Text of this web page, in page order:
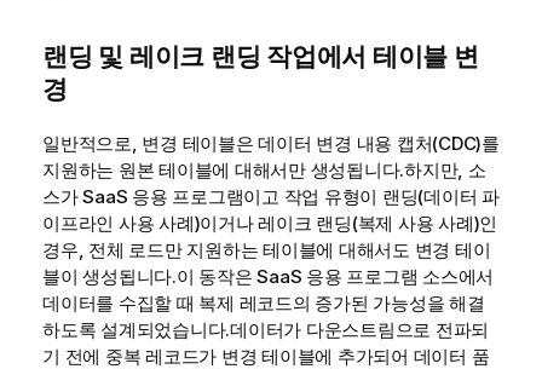
랜딩 및 레이크 랜딩 작업에서 테이블 변
경
일반적으로, 변경 테이블은 데이터 변경 내용 캡처(CDC)를
지원하는 원본 테이블에 대해서만 생성됩니다.하지만, 소
스가 SaaS 응용 프로그램이고 작업 유형이 랜딩(데이터 파
이프라인 사용 사례)이거나 레이크 랜딩(복제 사용 사례)인
경우, 전체 로드만 지원하는 테이블에 대해서도 변경 테이
블이 생성됩니다.이 동작은 SaaS 응용 프로그램 소스에서
데이터를 수집할 때 복제 레코드의 증가된 가능성을 해결
하도록 설계되었습니다.데이터가 다운스트림으로 전파되
기 전에 중복 레코드가 변경 테이블에 추가되어 데이터 품